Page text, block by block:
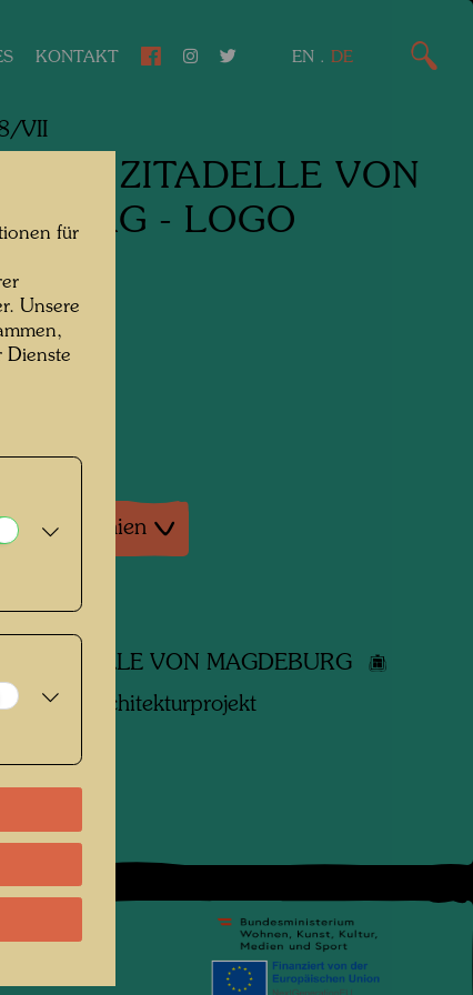
KONTAKT EN . DE
VII
ZITADELLE VON
- LOGO
Monographien
Werke
ZITADELLE VON MAGDEBURG
Architekturprojekt
für
Unsere
Dienste